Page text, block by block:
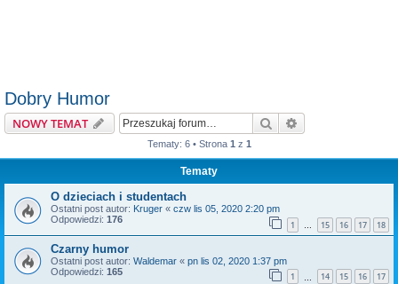
Dobry Humor
NOWY TEMAT Szukaj
Tematy: 6 • Strona 1 z 1
Tematy
O dzieciach i studentach
Ostatni post autor: Kruger « czw lis 05, 2020 2:20 pm
Odpowiedzi: 176 1 … 15 16 17 18
Czarny humor
Ostatni post autor: Waldemar « pn lis 02, 2020 1:37 pm
Odpowiedzi: 165 1 14 15 16 17